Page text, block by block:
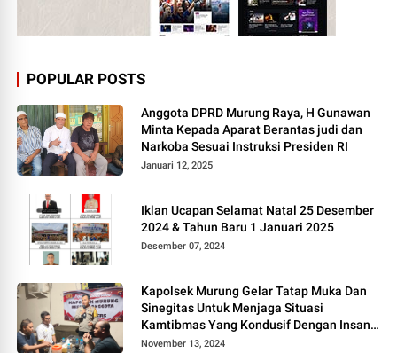
POPULAR POSTS
Anggota DPRD Murung Raya, H Gunawan
Minta Kepada Aparat Berantas judi dan
Narkoba Sesuai Instruksi Presiden RI
Januari 12, 2025
Iklan Ucapan Selamat Natal 25 Desember
2024 & Tahun Baru 1 Januari 2025
Desember 07, 2024
Kapolsek Murung Gelar Tatap Muka Dan
Sinegitas Untuk Menjaga Situasi
Kamtibmas Yang Kondusif Dengan Insan
Pers
November 13, 2024